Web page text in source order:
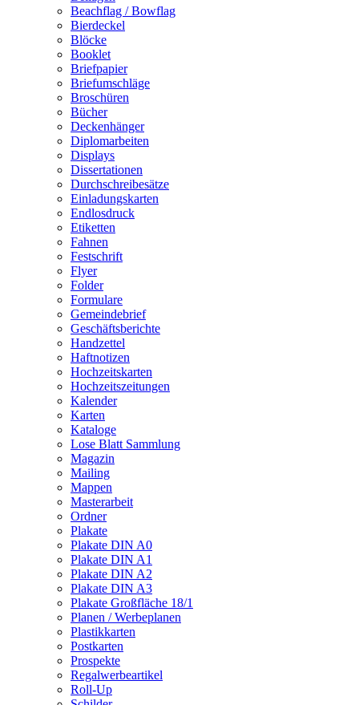
Beachflag / Bowflag
Bierdeckel
Blöcke
Booklet
Briefpapier
Briefumschläge
Broschüren
Bücher
Deckenhänger
Diplomarbeiten
Displays
Dissertationen
Durchschreibesätze
Einladungskarten
Endlosdruck
Etiketten
Fahnen
Festschrift
Flyer
Folder
Formulare
Gemeindebrief
Geschäftsberichte
Handzettel
Haftnotizen
Hochzeitskarten
Hochzeitszeitungen
Kalender
Karten
Kataloge
Lose Blatt Sammlung
Magazin
Mailing
Mappen
Masterarbeit
Ordner
Plakate
Plakate DIN A0
Plakate DIN A1
Plakate DIN A2
Plakate DIN A3
Plakate Großfläche 18/1
Planen / Werbeplanen
Plastikkarten
Postkarten
Prospekte
Regalwerbeartikel
Roll-Up